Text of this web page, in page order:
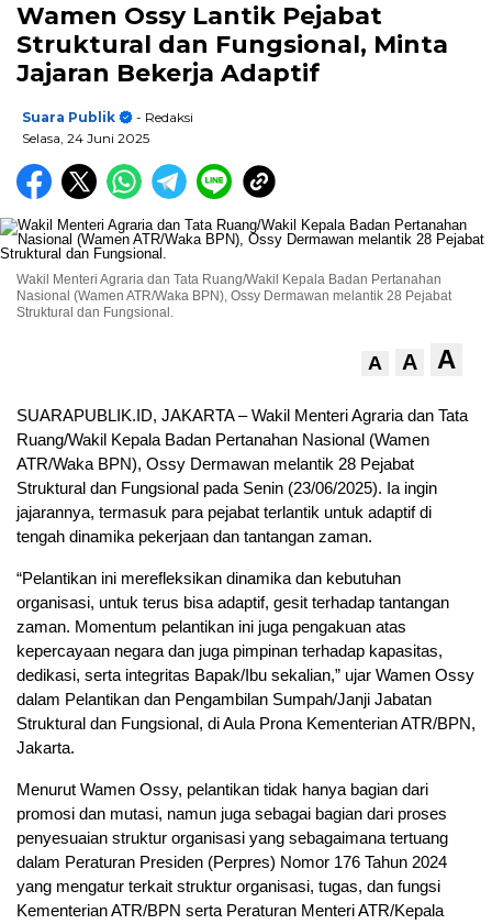
Wamen Ossy Lantik Pejabat
Struktural dan Fungsional, Minta
Jajaran Bekerja Adaptif
Suara Publik
- Redaksi
Selasa, 24 Juni 2025
Wakil Menteri Agraria dan Tata Ruang/Wakil Kepala Badan Pertanahan
Nasional (Wamen ATR/Waka BPN), Ossy Dermawan melantik 28 Pejabat
Struktural dan Fungsional.
A A A
SUARAPUBLIK.ID, JAKARTA – Wakil Menteri Agraria dan Tata
Ruang/Wakil Kepala Badan Pertanahan Nasional (Wamen
ATR/Waka BPN), Ossy Dermawan melantik 28 Pejabat
Struktural dan Fungsional pada Senin (23/06/2025). Ia ingin
jajarannya, termasuk para pejabat terlantik untuk adaptif di
tengah dinamika pekerjaan dan tantangan zaman.
“Pelantikan ini merefleksikan dinamika dan kebutuhan
organisasi, untuk terus bisa adaptif, gesit terhadap tantangan
zaman. Momentum pelantikan ini juga pengakuan atas
kepercayaan negara dan juga pimpinan terhadap kapasitas,
dedikasi, serta integritas Bapak/Ibu sekalian,” ujar Wamen Ossy
dalam Pelantikan dan Pengambilan Sumpah/Janji Jabatan
Struktural dan Fungsional, di Aula Prona Kementerian ATR/BPN,
Jakarta.
Menurut Wamen Ossy, pelantikan tidak hanya bagian dari
promosi dan mutasi, namun juga sebagai bagian dari proses
penyesuaian struktur organisasi yang sebagaimana tertuang
dalam Peraturan Presiden (Perpres) Nomor 176 Tahun 2024
yang mengatur terkait struktur organisasi, tugas, dan fungsi
Kementerian ATR/BPN serta Peraturan Menteri ATR/Kepala